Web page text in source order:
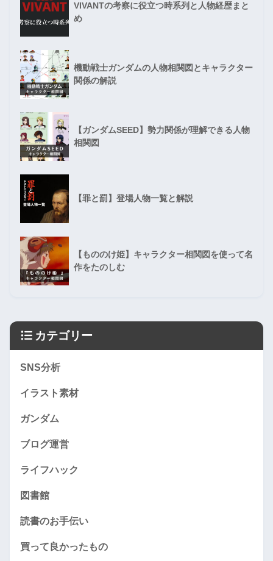
VIVANTの考察に役立つ時系列と人物経歴まと
め
機動戦士ガンダムの人物相関図とキャラクター
関係の解説
【ガンダムSEED】勢力関係が理解できる人物
相関図
【罪と罰】登場人物一覧と解説
【もののけ姫】キャラクター相関図を使って名
作をたのしむ
カテゴリー
SNS分析
イラスト素材
ガンダム
ブログ運営
ライフハック
図書館
読書のお手伝い
買って良かったもの